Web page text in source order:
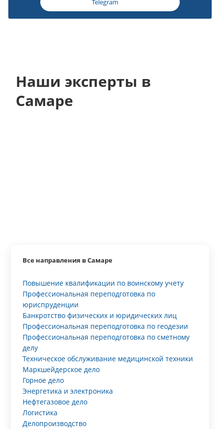
Telegram
Наши эксперты в
Самаре
Все направления в Самаре
Повышение квалификации по воинскому учету
Профессиональная переподготовка по
юриспруденции
Банкротство физических и юридических лиц
Профессиональная переподготовка по геодезии
Профессиональная переподготовка по сметному
делу
Техническое обслуживание медицинской техники
Маркшейдерское дело
Горное дело
Энергетика и электроника
Нефтегазовое дело
Логистика
Делопроизводство